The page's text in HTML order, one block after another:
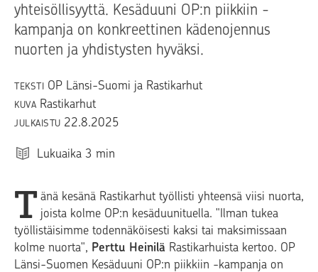
yhteisöllisyyttä. Kesäduuni OP:n piikkiin -
kampanja on konkreettinen kädenojennus
nuorten ja yhdistysten hyväksi.
TEKSTI OP Länsi-Suomi ja Rastikarhut
KUVA Rastikarhut
JULKAISTU 22.8.2025
Lukuaika 3 min
T änä kesänä Rastikarhut työllisti yhteensä viisi nuorta,
joista kolme OP:n kesäduunituella. "Ilman tukea
työllistäisimme todennäköisesti kaksi tai maksimissaan
kolme nuorta", Perttu Heinilä Rastikarhuista kertoo. OP
Länsi-Suomen Kesäduuni OP:n piikkiin -kampanja on